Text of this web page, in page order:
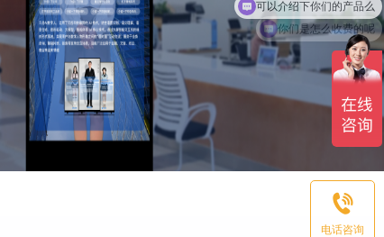
电话咨询
你们是怎么收费的呢